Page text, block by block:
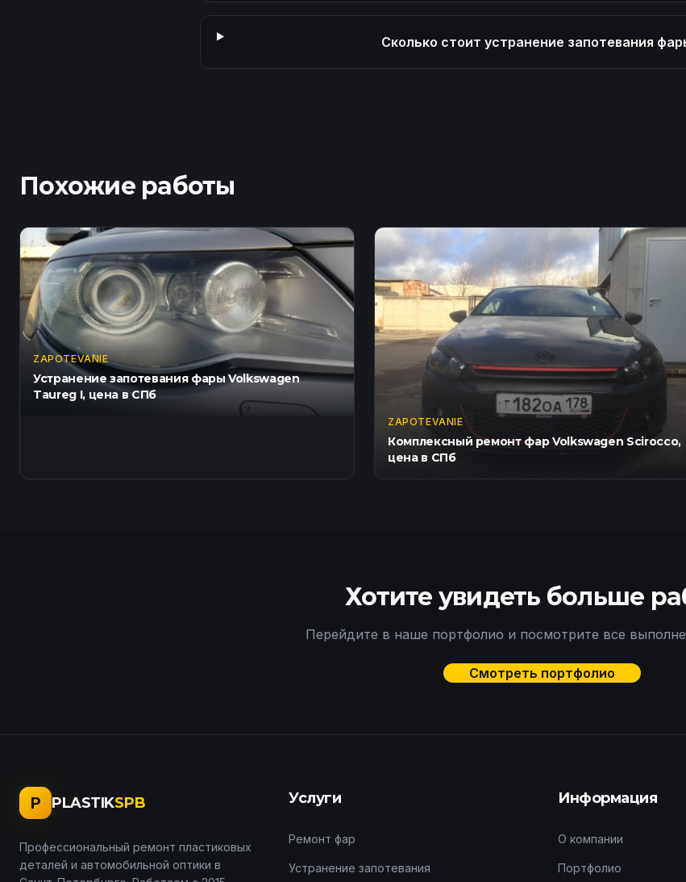
Сколько стоит устранение запотевания
Похожие работы
ZAPOTEVANIE
Устранение запотевания фары Volkswagen
Taureg I, цена в СПб
ZAPOTEVANIE
Комплексный ремонт фар Volkswagen Scirocco,
цена в СПб
Хотите увидеть больше
Перейдите в наше портфолио и посмотрите все
Смотреть портфолио
P PLASTIKSPB
Профессиональный ремонт пластиковых
деталей и автомобильной оптики в
Услуги
Ремонт фар
Устранение запотевания
Информация
О компании
Портфолио